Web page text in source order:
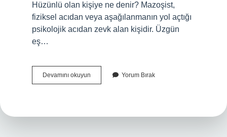
Hüzünlü olan kişiye ne denir? Mazoşist,
fiziksel acıdan veya aşağılanmanın yol açtığı
psikolojik acıdan zevk alan kişidir. Üzgün
eş…
Devamını okuyun
Yerine
Yorum Bırak